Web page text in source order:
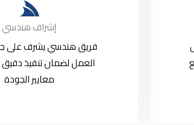
إشراف هندسي
فريق هندسي يشرف على
العمل لضمان تنفيذ
معايير الجودة